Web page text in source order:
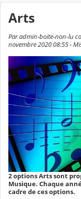
Arts
Par admin-boite-non-lu
novembre 2020 08:55 -
2 options Arts sont
Musique. Chaque
cadre de ces options.